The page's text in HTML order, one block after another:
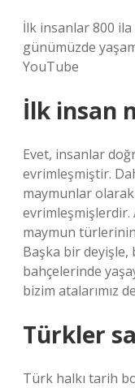
İlk insanlar 800 ila
günümüzde
YouTube
İlk insan
Evet, insanlar
evrimleşmiştir.
maymunlar
evrimleşmişlerdir.
maymun
Başka bir
bahçelerinde
bizim atalarımız
Türkler
Türk halkı tarih